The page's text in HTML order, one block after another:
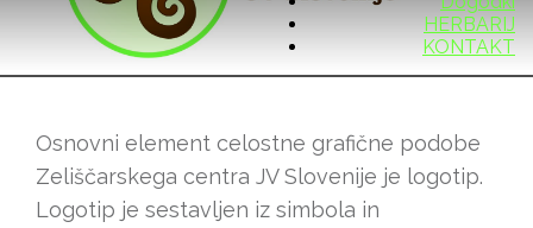
HERBARIJ
KONTAKT
Osnovni element celostne grafične podobe
Zeliščarskega centra JV Slovenije je logotip.
Logotip je sestavljen iz simbola in